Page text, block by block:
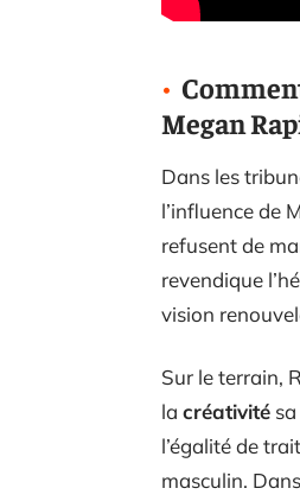
Megan
Dans les
l’influence de
refusent de
revendique
vision
Sur le terrain,
la créativité
l’égalité de
masculin.